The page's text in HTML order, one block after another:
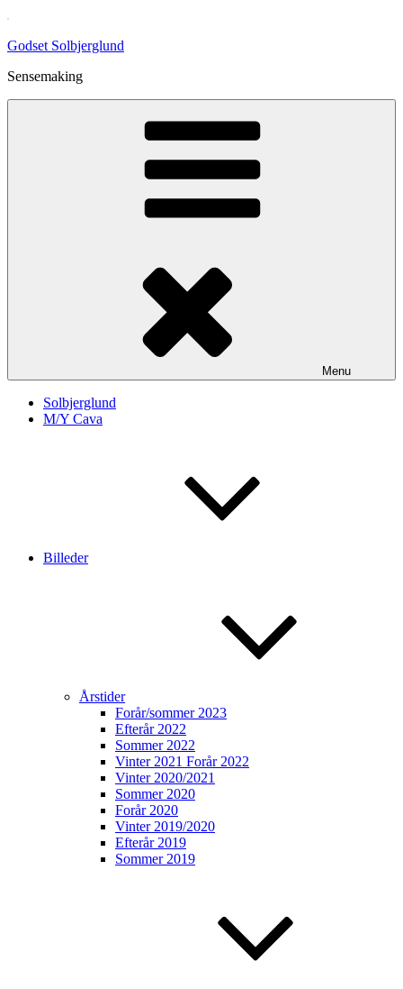
content
Godset Solbjerglund
Sensemaking
Menu
Solbjerglund
M/Y Cava
Billeder
Årstider
Forår/sommer 2023
Efterår 2022
Sommer 2022
Vinter 2021 Forår 2022
Vinter 2020/2021
Sommer 2020
Forår 2020
Vinter 2019/2020
Efterår 2019
Sommer 2019